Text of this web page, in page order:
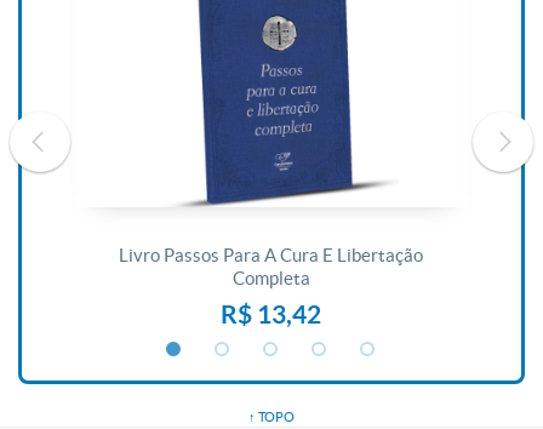
Livro Passos Para A Cura E Libertação
Completa
R$ 13,42
↑ TOPO